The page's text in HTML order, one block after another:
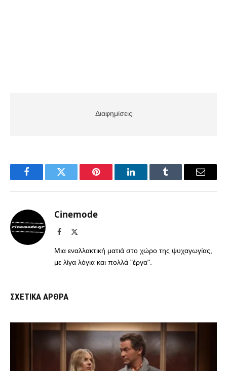
Διαφημίσεις
FacebookTwitter Pinterest LinkedInTumblr Email
Cinemode
Facebook
Μια εναλλακτική ματιά στο χώρο της ψυχαγωγίας,
με λίγα λόγια και πολλά "έργα".
ΣΧΕΤΙΚΑ ΑΡΘΡΑ